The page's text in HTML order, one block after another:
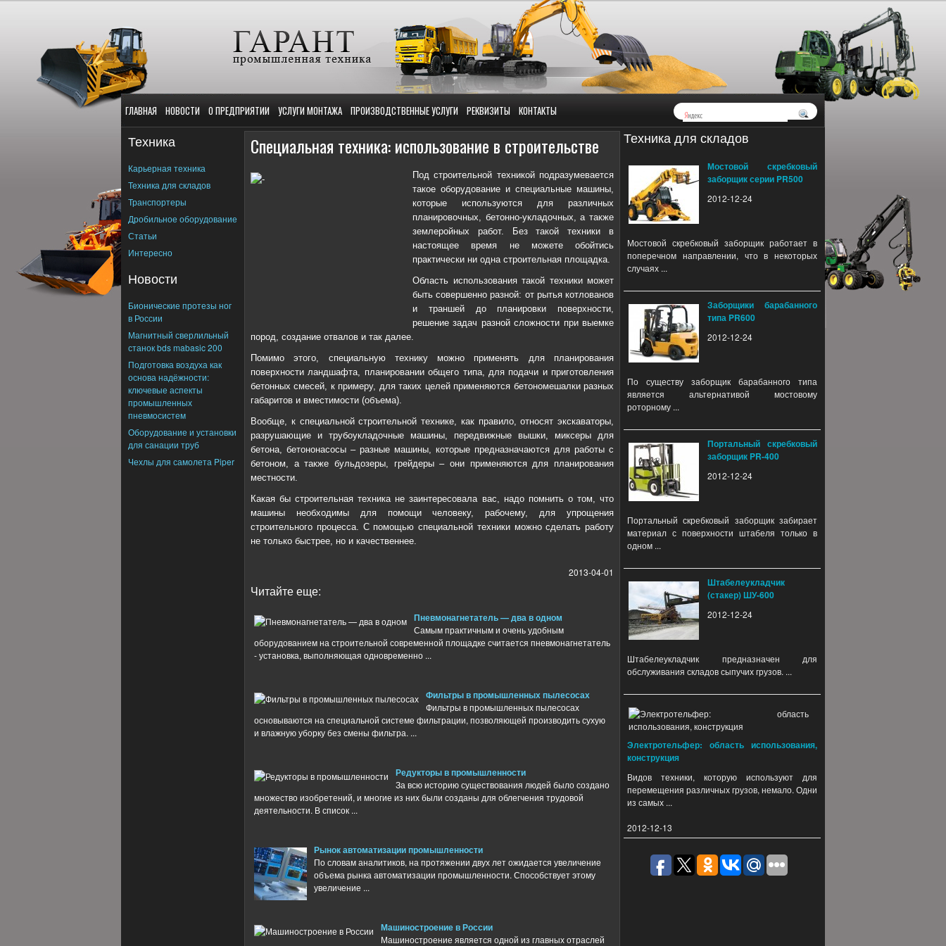
ГЛАВНАЯ НОВОСТИ О ПРЕДПРИЯТИИ УСЛУГИ МОНТАЖА ПРОИЗВОДСТВЕННЫЕ УСЛУГИ РЕКВИЗИТЫ КОНТАКТЫ
Техника
Карьерная техника
Техника для складов
Транспортеры
Дробильное оборудование
Статьи
Интересно
Новости
Бионические протезы ног
в России
Магнитный сверлильный
станок bds mabasic 200
Подготовка воздуха как
основа надёжности:
ключевые аспекты
промышленных
пневмосистем
Оборудование и установки
для санации труб
Чехлы для самолета Piper
Специальная техника: использование в строительстве
Под строительной техникой подразумевается
такое оборудование и специальные машины,
которые используются для различных
планировочных, бетонно-укладочных, а также
землеройных работ. Без такой техники в
настоящее время не можете обойтись
практически ни одна строительная площадка.
Область использования такой техники может
быть совершенно разной: от рытья котлованов
и траншей до планировки поверхности,
решение задач разной сложности при выемке
пород, создание отвалов и так далее.
Помимо этого, специальную технику можно применять для планирования
поверхности ландшафта, планировании общего типа, для подачи и приготовления
бетонных смесей, к примеру, для таких целей применяются бетономешалки разных
габаритов и вместимости (объема).
Вообще, к специальной строительной технике, как правило, относят экскаваторы,
разрушающие и трубоукладочные машины, передвижные вышки, миксеры для
бетона, бетононасосы – разные машины, которые предназначаются для работы с
бетоном, а также бульдозеры, грейдеры – они применяются для планирования
местности.
Какая бы строительная техника не заинтересовала вас, надо помнить о том, что
машины необходимы для помощи человеку, рабочему, для упрощения
строительного процесса. С помощью специальной техники можно сделать работу
не только быстрее, но и качественнее.
2013-04-01
Читайте еще:
Пневмонагнетатель — два в одном
Самым практичным и очень удобным
оборудованием на строительной современной площадке считается пневмонагнетатель
- установка, выполняющая одновременно ...
Фильтры в промышленных пылесосах
Фильтры в промышленных пылесосах
основываются на специальной системе фильтрации, позволяющей производить сухую
и влажную уборку без смены фильтра. ...
Редукторы в промышленности
За всю историю существования людей было создано
множество изобретений, и многие из них были созданы для облегчения трудовой
деятельности. В список ...
Рынок автоматизации промышленности
По словам аналитиков, на протяжении двух лет ожидается увеличение
объема рынка автоматизации промышленности. Способствует этому
увеличение ...
Машиностроение в России
Машиностроение является одной из главных отраслей
Техника для складов
Мостовой скребковый
заборщик серии PR500
Мостовой скребковый заборщик работает в
поперечном направлении, что в некоторых
случаях ...
2012-12-24
Заборщики барабанного
типа PR600
По существу заборщик барабанного типа
является альтернативой мостовому
роторному ...
2012-12-24
Портальный скребковый
заборщик PR-400
Портальный скребковый заборщик забирает
материал с поверхности штабеля только в
одном ...
2012-12-24
Штабелеукладчик
(стакер) ШУ-600
Штабелеукладчик предназначен для
обслуживания складов сыпучих грузов. ...
2012-12-24
Электротельфер: область использования,
конструкция
Видов техники, которую используют для
перемещения различных грузов, немало. Одни
из самых ...
2012-12-13